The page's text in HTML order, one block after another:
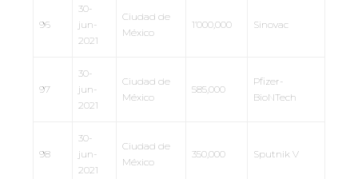
96
30-
jun-
2021
Ciudad de
México
1’000,000 Sinovac
97
30-
jun-
2021
Ciudad de
México
585,000
Pfizer-
BioNTech
98
30-
jun-
2021
Ciudad de
México
350,000 Sputnik V